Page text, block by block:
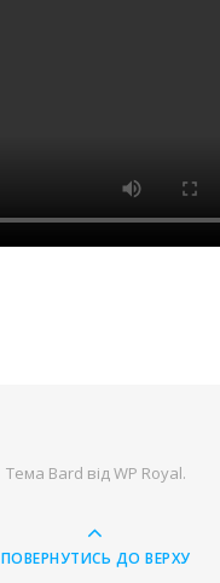
Тема Bard відWP Royal.
ПОВЕРНУТИСЬ ДО ВЕРХУ